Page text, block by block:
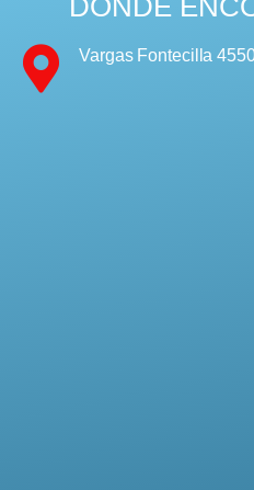
DÓNDE
Vargas Fontecilla